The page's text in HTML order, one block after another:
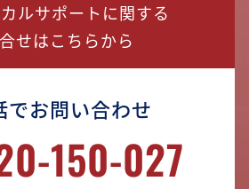
ルサポートに関する
せはこちらから
でお問い合わせ
150-027